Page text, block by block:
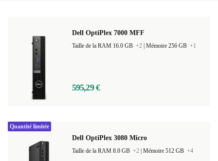
Dell OptiPlex 7000 MFF
Dell OptiPlex 3080 Micro
Quantité limitée